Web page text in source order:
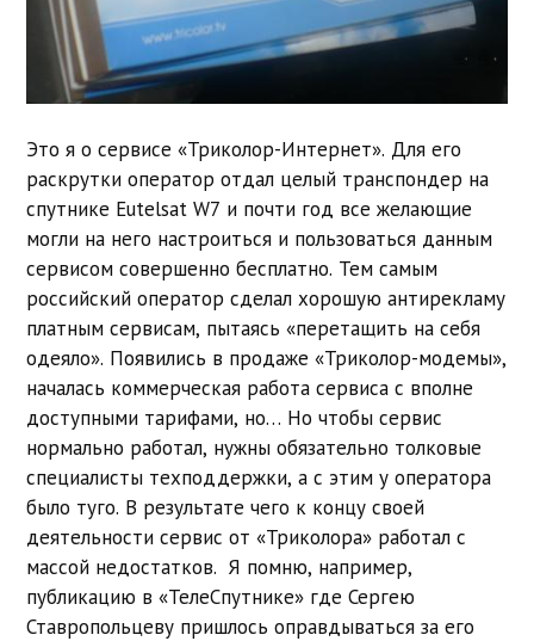
Это я о сервисе «Триколор-Интернет». Для его
раскрутки оператор отдал целый транспондер на
спутнике Eutelsat W7 и почти год все желающие
могли на него настроиться и пользоваться данным
сервисом совершенно бесплатно. Тем самым
российский оператор сделал хорошую антирекламу
платным сервисам, пытаясь «перетащить на себя
одеяло». Появились в продаже «Триколор-модемы»,
началась коммерческая работа сервиса с вполне
доступными тарифами, но… Но чтобы сервис
нормально работал, нужны обязательно толковые
специалисты техподдержки, а с этим у оператора
было туго. В результате чего к концу своей
деятельности сервис от «Триколора» работал с
массой недостатков. Я помню, например,
публикацию в «ТелеСпутнике» где Сергею
Ставропольцеву пришлось оправдываться за его